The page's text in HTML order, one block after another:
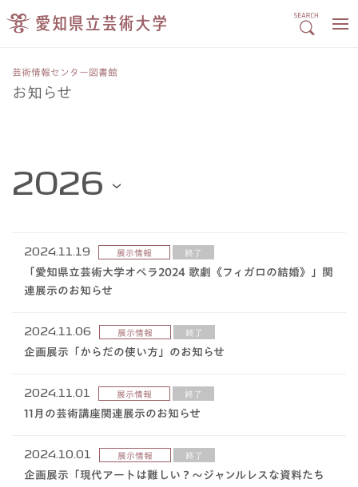
芸術情報センター図書館
お知らせ
2024.11.19 展示情報 終了
「愛知県立芸術大学オペラ2024 歌劇《フィガロの結婚》」関
連展示のお知らせ
2024.11.06 展示情報 終了
企画展示「からだの使い方」のお知らせ
2024.11.01 展示情報 終了
11月の芸術講座関連展示のお知らせ
2024.10.01 展示情報 終了
企画展示「現代アートは難しい？～ジャンルレスな資料たち